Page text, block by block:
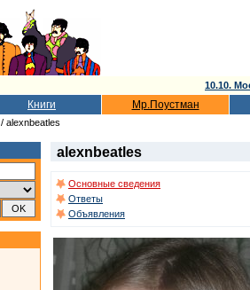
10.10.
Книги Мр.Поустман
/ alexnbeatles
alexnbeatles
Основные сведения
Ответы
Объявления